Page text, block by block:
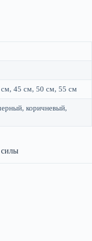
45 см, 50 см, 55 см
коричневый,